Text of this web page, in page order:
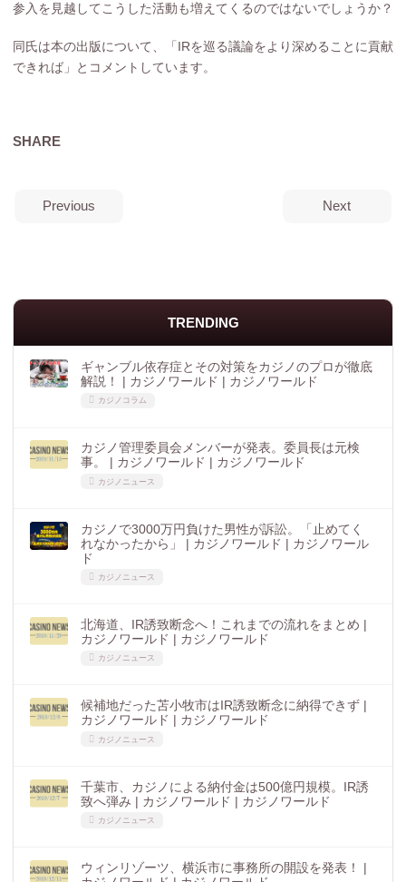
参入を見越してこうした活動も増えてくるのではないでしょうか？
同氏は本の出版について、「IRを巡る議論をより深めることに貢献
できれば」とコメントしています。
SHARE
Previous Next
TRENDING
ギャンブル依存症とその対策をカジノのプロが徹底
解説！ | カジノワールド | カジノワールド
カジノコラム
カジノ管理委員会メンバーが発表。委員長は元検
事。 | カジノワールド | カジノワールド
カジノニュース
カジノで3000万円負けた男性が訴訟。「止めてく
れなかったから」 | カジノワールド | カジノワール
ド
カジノニュース
北海道、IR誘致断念へ！これまでの流れをまとめ |
カジノワールド | カジノワールド
カジノニュース
候補地だった苫小牧市はIR誘致断念に納得できず |
カジノワールド | カジノワールド
カジノニュース
千葉市、カジノによる納付金は500億円規模。IR誘
致へ弾み | カジノワールド | カジノワールド
カジノニュース
ウィンリゾーツ、横浜市に事務所の開設を発表！ |